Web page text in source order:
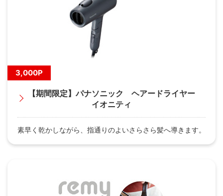
3,000P
【期間限定】パナソニック ヘアードライヤー
イオニティ
素早く乾かしながら、指通りのよいさらさら髪へ導きます。